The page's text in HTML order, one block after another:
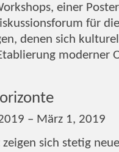
einer
für
denen sich
moderner
– März 1, 2019
sich stetig